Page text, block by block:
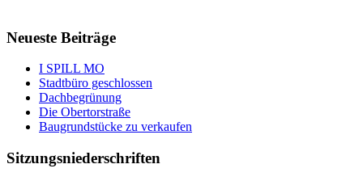
Neueste Beiträge
I SPILL MO
Stadtbüro geschlossen
Dachbegrünung
Die Obertorstraße
Baugrundstücke zu verkaufen
Sitzungsniederschriften